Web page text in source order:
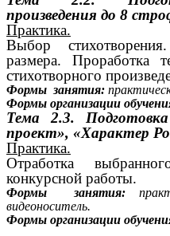
произведения до 8
Практика.
Выбор
размера. Проработка
стихотворного
Формы занятия:
Формы организации
Тема 2.3.
проект», «Характер
Практика.
Отработка
конкурсной работы.
Формы занятия:
видеоноситель.
Формы организации